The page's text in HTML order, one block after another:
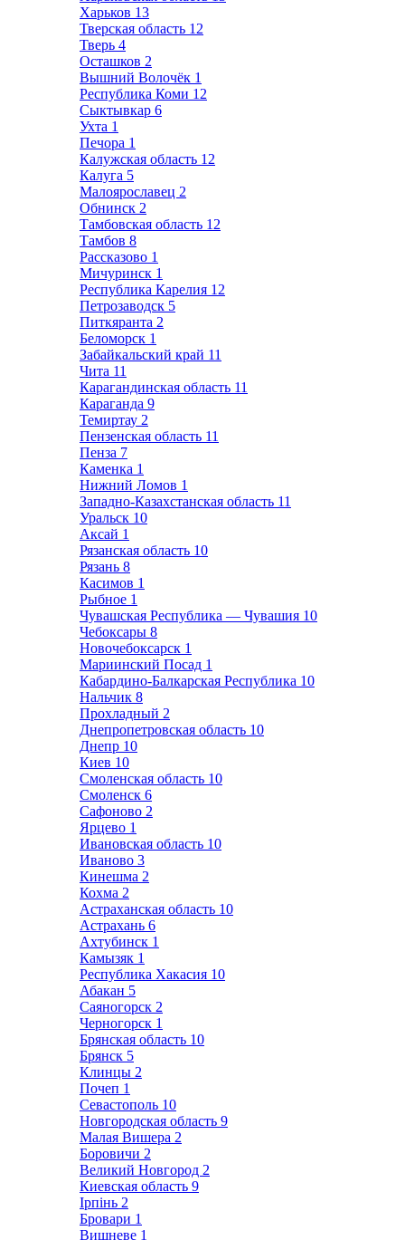
Харьков 13
Тверская область 12
Тверь 4
Осташков 2
Вышний Волочёк 1
Республика Коми 12
Сыктывкар 6
Ухта 1
Печора 1
Калужская область 12
Калуга 5
Малоярославец 2
Обнинск 2
Тамбовская область 12
Тамбов 8
Рассказово 1
Мичуринск 1
Республика Карелия 12
Петрозаводск 5
Питкяранта 2
Беломорск 1
Забайкальский край 11
Чита 11
Карагандинская область 11
Караганда 9
Темиртау 2
Пензенская область 11
Пенза 7
Каменка 1
Нижний Ломов 1
Западно-Казахстанская область 11
Уральск 10
Аксай 1
Рязанская область 10
Рязань 8
Касимов 1
Рыбное 1
Чувашская Республика — Чувашия 10
Чебоксары 8
Новочебоксарск 1
Мариинский Посад 1
Кабардино-Балкарская Республика 10
Нальчик 8
Прохладный 2
Днепропетровская область 10
Днепр 10
Киев 10
Смоленская область 10
Смоленск 6
Сафоново 2
Ярцево 1
Ивановская область 10
Иваново 3
Кинешма 2
Кохма 2
Астраханская область 10
Астрахань 6
Ахтубинск 1
Камызяк 1
Республика Хакасия 10
Абакан 5
Саяногорск 2
Черногорск 1
Брянская область 10
Брянск 5
Клинцы 2
Почеп 1
Севастополь 10
Новгородская область 9
Малая Вишера 2
Боровичи 2
Великий Новгород 2
Киевская область 9
Ірпінь 2
Бровари 1
Вишневе 1